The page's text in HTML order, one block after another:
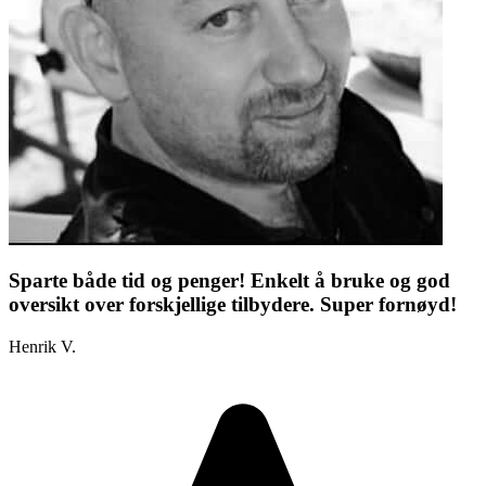
Sparte både tid og penger! Enkelt å bruke og god
oversikt over forskjellige tilbydere. Super fornøyd!
Henrik V.